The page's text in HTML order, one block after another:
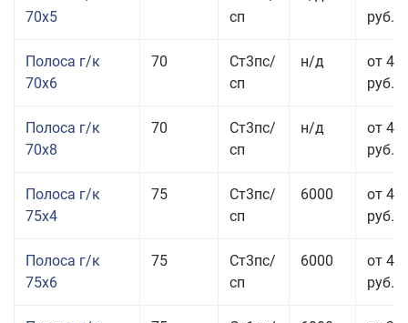
70x5
сп
руб.
Полоса г/к
70x6
70
Ст3пс/
сп
н/д
от 43
руб.
Полоса г/к
70x8
70
Ст3пс/
сп
н/д
от 43
руб.
Полоса г/к
75x4
75
Ст3пс/
сп
6000
от 42
руб.
Полоса г/к
75x6
75
Ст3пс/
сп
6000
от 42
руб.